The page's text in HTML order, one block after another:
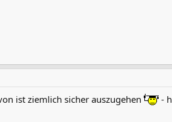
ist ziemlich sicher auszugehen
-